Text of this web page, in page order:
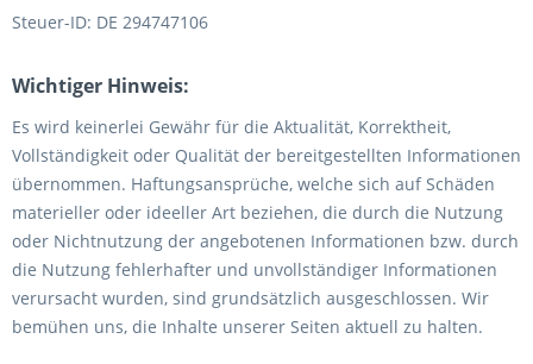
Steuer-ID: DE 294747106
Wichtiger Hinweis:
Es wird keinerlei Gewähr für die Aktualität, Korrektheit,
Vollständigkeit oder Qualität der bereitgestellten Informationen
übernommen. Haftungsansprüche, welche sich auf Schäden
materieller oder ideeller Art beziehen, die durch die Nutzung
oder Nichtnutzung der angebotenen Informationen bzw. durch
die Nutzung fehlerhafter und unvollständiger Informationen
verursacht wurden, sind grundsätzlich ausgeschlossen. Wir
bemühen uns, die Inhalte unserer Seiten aktuell zu halten.